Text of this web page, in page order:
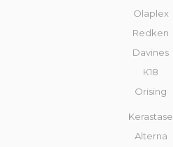
Olaplex
Redken
Davines
К18
Orising
Kerastase
Alterna